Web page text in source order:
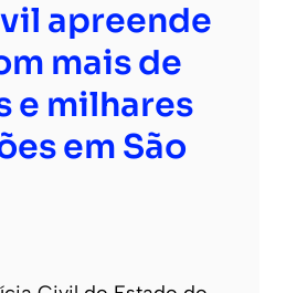
apreende
mais de
e milhares
em São